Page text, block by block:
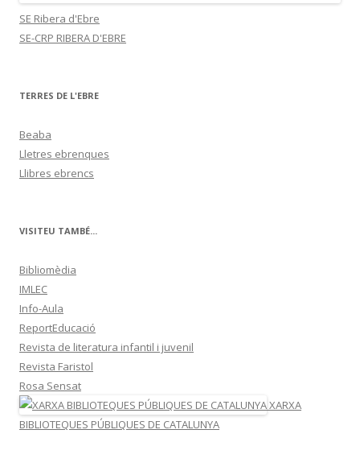
SE Ribera d'Ebre
SE-CRP RIBERA D'EBRE
TERRES DE L'EBRE
Beaba
Lletres ebrenques
Llibres ebrencs
VISITEU TAMBÉ...
Bibliomèdia
IMLEC
Info-Aula
ReportEducació
Revista de literatura infantil i juvenil
Revista Faristol
Rosa Sensat
XARXA
BIBLIOTEQUES PÚBLIQUES DE CATALUNYA